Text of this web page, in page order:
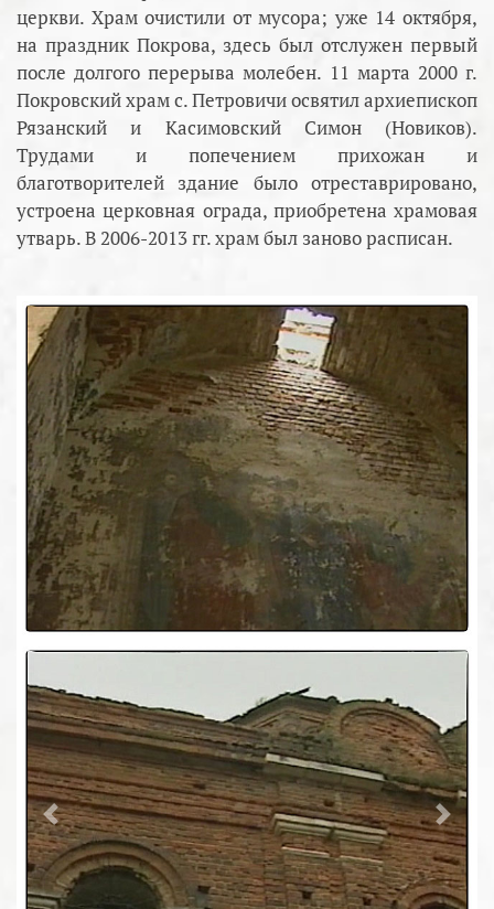
церкви. Храм очистили от мусора; уже 14 октября,
на праздник Покрова, здесь был отслужен первый
после долгого перерыва молебен. 11 марта 2000 г.
Покровский храм с. Петровичи освятил архиепископ
Рязанский и Касимовский Симон (Новиков).
Трудами и попечением прихожан и
благотворителей здание было отреставрировано,
устроена церковная ограда, приобретена храмовая
утварь. В 2006-2013 гг. храм был заново расписан.
Previous Next